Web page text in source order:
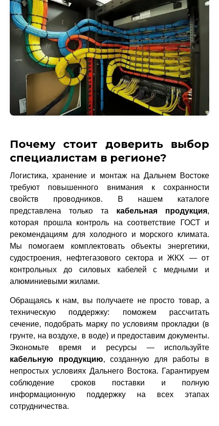
Почему стоит доверить выбор
специалистам в регионе?
Логистика, хранение и монтаж на Дальнем Востоке
требуют повышенного внимания к сохранности
свойств проводников. В нашем каталоге
представлена только та кабельная продукция,
которая прошла контроль на соответствие ГОСТ и
рекомендациям для холодного и морского климата.
Мы помогаем комплектовать объекты энергетики,
судостроения, нефтегазового сектора и ЖКХ — от
контрольных до силовых кабелей с медными и
алюминиевыми жилами.
Обращаясь к нам, вы получаете не просто товар, а
техническую поддержку: поможем рассчитать
сечение, подобрать марку по условиям прокладки (в
грунте, на воздухе, в воде) и предоставим документы.
Экономьте время и ресурсы — используйте
кабельную продукцию, созданную для работы в
непростых условиях Дальнего Востока. Гарантируем
соблюдение сроков поставки и полную
информационную поддержку на всех этапах
сотрудничества.